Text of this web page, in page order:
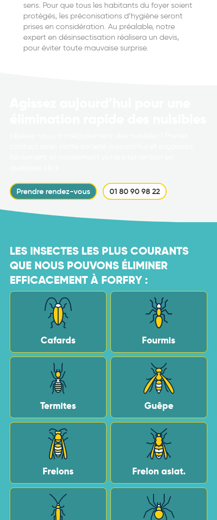
sens. Pour que tous les habitants du foyer soient
protégés, les préconisations d’hygiène seront
prises en considération. Au préalable, notre
expert en désinsectisation réalisera un devis,
pour éviter toute mauvaise surprise.
Prendre rendez-vous 01 80 90 98 22
LES INSECTES LES PLUS COURANTS
QUE NOUS POUVONS ÉLIMINER
EFFICACEMENT À FORFRY :
Cafards Fourmis
Termites Guêpe
Frelons Frelon asiat.